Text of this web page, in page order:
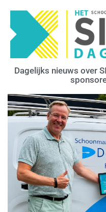
Dagelijks nieuws over